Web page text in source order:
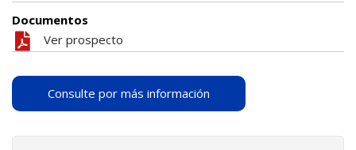
Documentos
Ver prospecto
Consulte por más información